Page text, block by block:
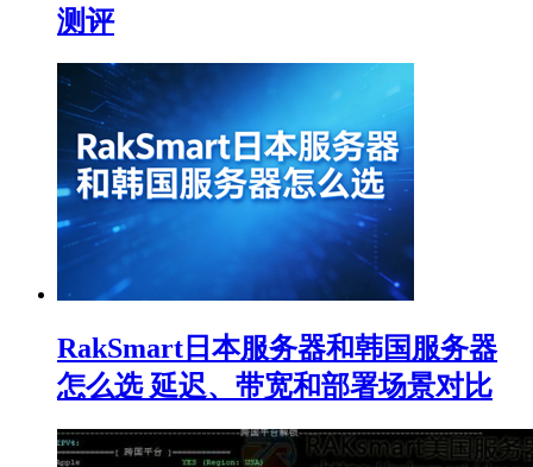
测评
RakSmart日本服务器和韩国服务器
怎么选 延迟、带宽和部署场景对比